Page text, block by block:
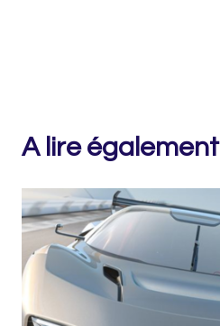
A lire également